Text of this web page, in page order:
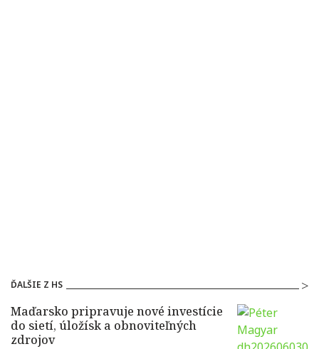
ĎALŠIE Z HS
Maďarsko pripravuje nové investície
do sietí, úložísk a obnoviteľných
zdrojov